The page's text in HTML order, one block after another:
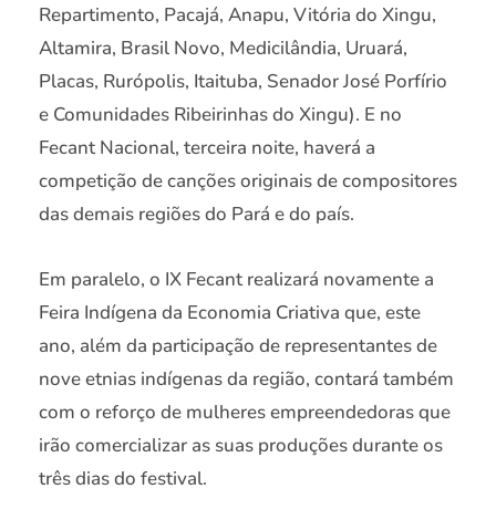
Repartimento, Pacajá, Anapu, Vitória do Xingu,
Altamira, Brasil Novo, Medicilândia, Uruará,
Placas, Rurópolis, Itaituba, Senador José Porfírio
e Comunidades Ribeirinhas do Xingu). E no
Fecant Nacional, terceira noite, haverá a
competição de canções originais de compositores
das demais regiões do Pará e do país.
Em paralelo, o IX Fecant realizará novamente a
Feira Indígena da Economia Criativa que, este
ano, além da participação de representantes de
nove etnias indígenas da região, contará também
com o reforço de mulheres empreendedoras que
irão comercializar as suas produções durante os
três dias do festival.